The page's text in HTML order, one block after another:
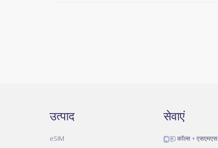
उत्पाद
eSIM
सेवाएं
कॉल्स + एसएमएस